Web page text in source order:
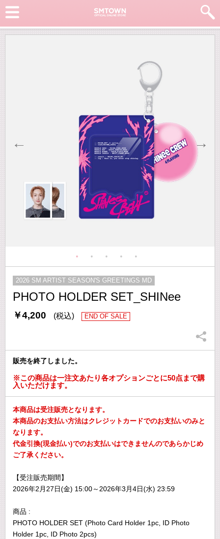
PHOTO HOLDER SET_SHINee
￥4,200 (税込) END OF SALE
2026 SM ARTIST SEASON'S GREETINGS MD
販売を終了しました。
※この商品は一注文あたり各オプションごとに50点まで購
入いただけます。
本商品は受注販売となります。
本商品のお支払い方法はクレジットカードでのお支払いのみと
なります。
代金引換(現金払い)でのお支払いはできませんのであらかじめ
ご了承ください。
【受注販売期間】
2026年2月27日(金) 15:00～2026年3月4日(水) 23:59
商品 :
PHOTO HOLDER SET (Photo Card Holder 1pc, ID Photo
Holder 1pc, ID Photo 2pcs)